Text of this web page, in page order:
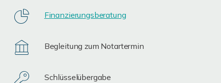
Finanzierungsberatung
Begleitung zum Notartermin
Schlüsselübergabe